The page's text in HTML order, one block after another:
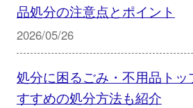
品処分の注意点とポイント
2026/05/26
処分に困るごみ・不用品ト
すすめの処分方法も紹介